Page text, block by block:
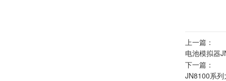
上一篇：
电池模拟器
下一篇：
JN8100系